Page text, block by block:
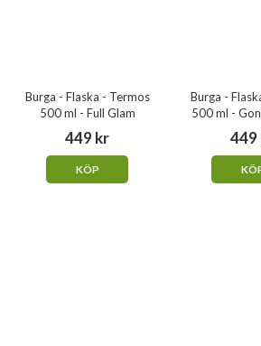
Burga - Flaska - Termos
500 ml - Full Glam
449 kr
KÖP
Burga -
500 ml -
449